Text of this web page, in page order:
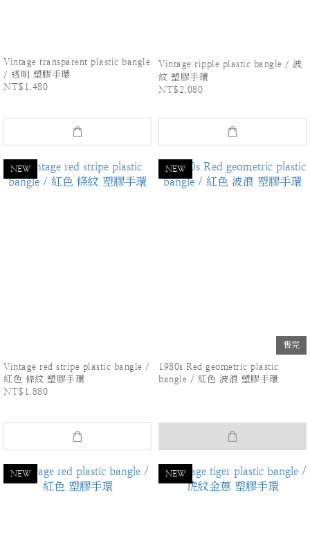
Vintage transparent plastic bangle
/ 透明 塑膠手環
NT$1,480
Vintage ripple plastic bangle / 波
紋 塑膠手環
NT$2,080
NEW
Vintage red stripe plastic bangle /
紅色 條紋 塑膠手環
NT$1,880
NEW
售完
1980s Red geometric plastic
bangle / 紅色 波浪 塑膠手環
NEW NEW